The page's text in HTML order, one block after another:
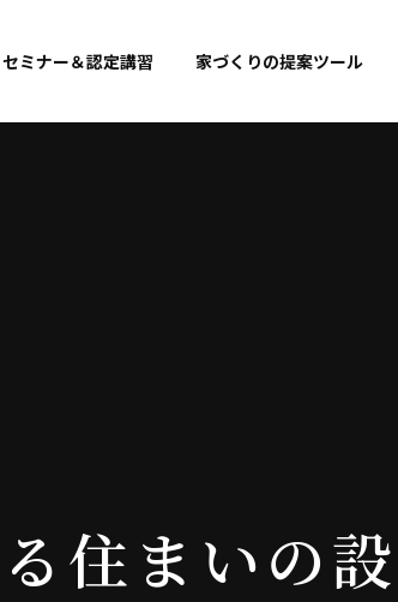
セミナー＆認定講習 家づくりの提案ツール
る住ま いの設